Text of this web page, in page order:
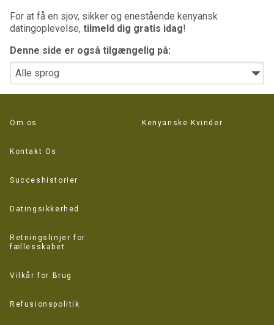
For at få en sjov, sikker og enestående kenyansk
datingoplevelse, tilmeld dig gratis idag!
Denne side er også tilgængelig på:
Om os
Kontakt Os
Succeshistorier
Datingsikkerhed
Retningslinjer for
fællesskabet
Vilkår for Brug
Refusionspolitik
Kenyanske Kvinder